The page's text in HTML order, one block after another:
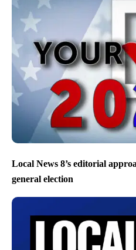
Local News 8’s editorial
general election